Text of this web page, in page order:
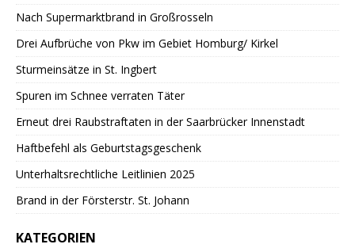
Nach Supermarktbrand in Großrosseln
Drei Aufbrüche von Pkw im Gebiet Homburg/ Kirkel
Sturmeinsätze in St. Ingbert
Spuren im Schnee verraten Täter
Erneut drei Raubstraftaten in der Saarbrücker Innenstadt
Haftbefehl als Geburtstagsgeschenk
Unterhaltsrechtliche Leitlinien 2025
Brand in der Försterstr. St. Johann
KATEGORIEN